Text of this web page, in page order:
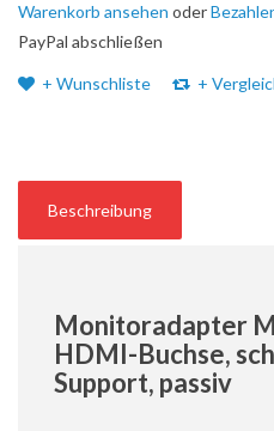
Warenkorb ansehen oder
PayPal abschließen
+ Wunschliste +
Beschreibung
Monitoradapter
HDMI-Buchse,
Support, passiv